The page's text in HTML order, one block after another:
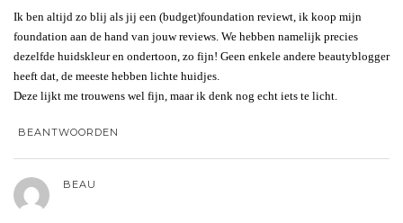
Ik ben altijd zo blij als jij een (budget)foundation reviewt, ik koop mijn
foundation aan de hand van jouw reviews. We hebben namelijk precies
dezelfde huidskleur en ondertoon, zo fijn! Geen enkele andere beautyblogger
heeft dat, de meeste hebben lichte huidjes.
Deze lijkt me trouwens wel fijn, maar ik denk nog echt iets te licht.
BEANTWOORDEN
BEAU